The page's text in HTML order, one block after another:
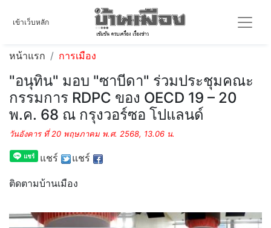
เข้าเว็บหลัก
หน้าแรก การเมือง
"อนุทิน" มอบ "ซาบีดา" ร่วมประชุมคณะ
กรรมการ RDPC ของ OECD 19 – 20
พ.ค. 68 ณ กรุงวอร์ซอ โปแลนด์
วันอังคาร ที่ 20 พฤษภาคม พ.ศ. 2568, 13.06 น.
แชร์ แชร์
ติดตามบ้านเมือง